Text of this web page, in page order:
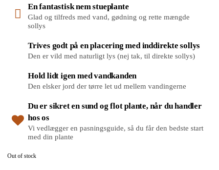
En fantastisk nem stueplante
Glad og tilfreds med vand, gødning og rette mængde
sollys
Trives godt på en placering med inddirekte sollys
Den er vild med naturligt lys (nej tak, til direkte sollys)
Hold lidt igen med vandkanden
Den elsker jord der tørre let ud mellem vandingerne
Du er sikret en sund og flot plante, når du handler
hos os
Vi vedlægger en pasningsguide, så du får den bedste start
med din plante
Out of stock